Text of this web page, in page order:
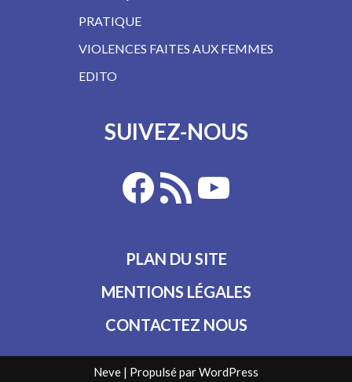
PRATIQUE
VIOLENCES FAITES AUX FEMMES
EDITO
SUIVEZ-NOUS
PLAN DU SITE
MENTIONS LÉGALES
CONTACTEZ NOUS
Neve | Propulsé parWordPress